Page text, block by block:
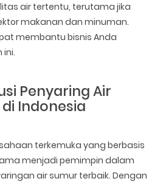
air tertentu, terutama jika
makanan dan minuman.
membantu bisnis Anda
Penyaring Air
Indonesia
terkemuka yang berbasis
menjadi pemimpin dalam
air sumur terbaik. Dengan